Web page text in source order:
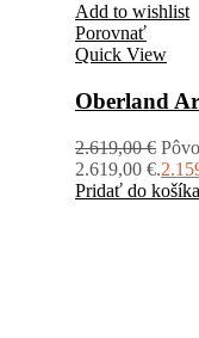
Add to wishlist
Porovnať
Quick View
Oberland
2.619,00€
2.619,00 €.
Pridať do košíka